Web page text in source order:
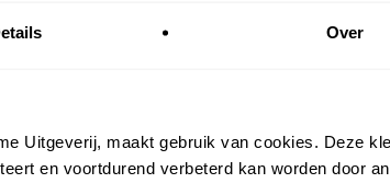
Over
Uitgeverij, maakt gebruik van cookies. Deze
en voortdurend verbeterd kan worden door
proberen
Vacatures
English